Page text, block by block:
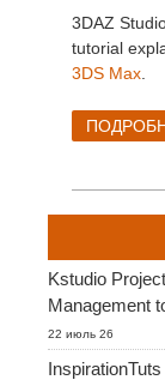
3DAZ
tutorial
3DS Max
Kstudio
Management
22 июль 26